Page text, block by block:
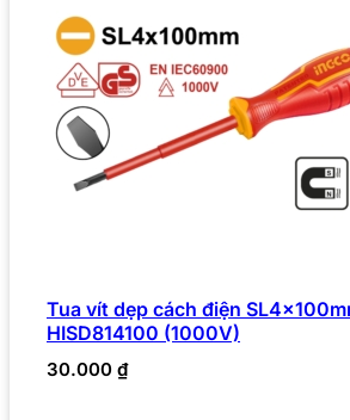
Tua vít dẹp cách điện
HISD814100 (1000V)
30.000 ₫